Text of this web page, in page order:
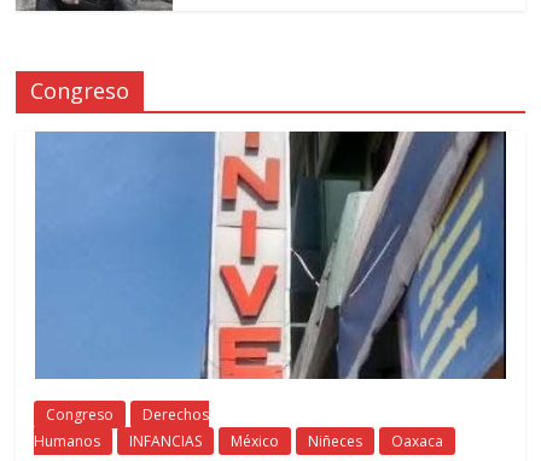
Congreso
Congreso
Derechos
Humanos
INFANCIAS México Niñeces Oaxaca